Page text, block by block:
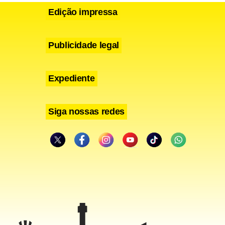
você não
Edição impressa
Publicidade legal
Expediente
Siga nossas redes